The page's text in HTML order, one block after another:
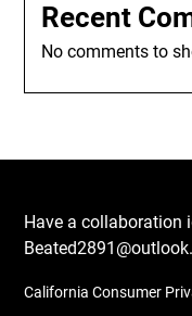
Recent
No comments to
Have a collaboration
California Consumer